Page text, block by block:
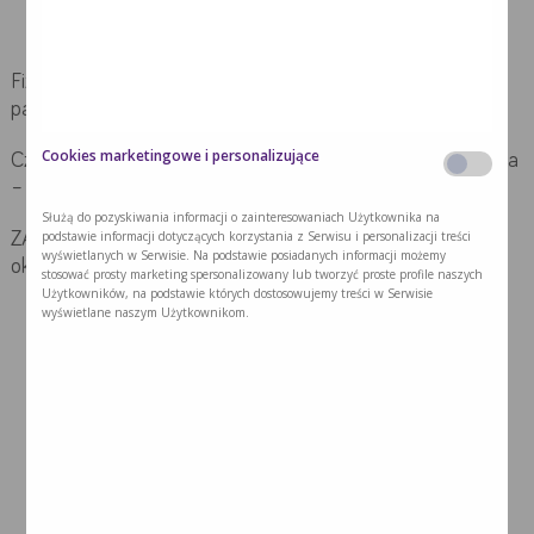
Fizjoprofilaktyka
pacjentów po udarze*:
Czynniki ryzyka: bezwzględna modyfikacja czynników ryzyka
– włączone leczenie
ZALECA SIĘ: w zależności od stanu funkcjonalnego oraz
okresu wiotkości, spastyczności, względnego wyzdrowienia:
150 min/tydzień aktywności umiarkowanej z
Cookies marketingowe i personalizujące
Służą do pozyskiwania informacji o zainteresowaniach Użytkownika na
podstawie informacji dotyczących korzystania z Serwisu i personalizacji treści
wyświetlanych w Serwisie. Na podstawie posiadanych informacji możemy
stosować prosty marketing spersonalizowany lub tworzyć proste profile naszych
Użytkowników, na podstawie których dostosowujemy treści w Serwisie
wyświetlane naszym Użytkownikom.